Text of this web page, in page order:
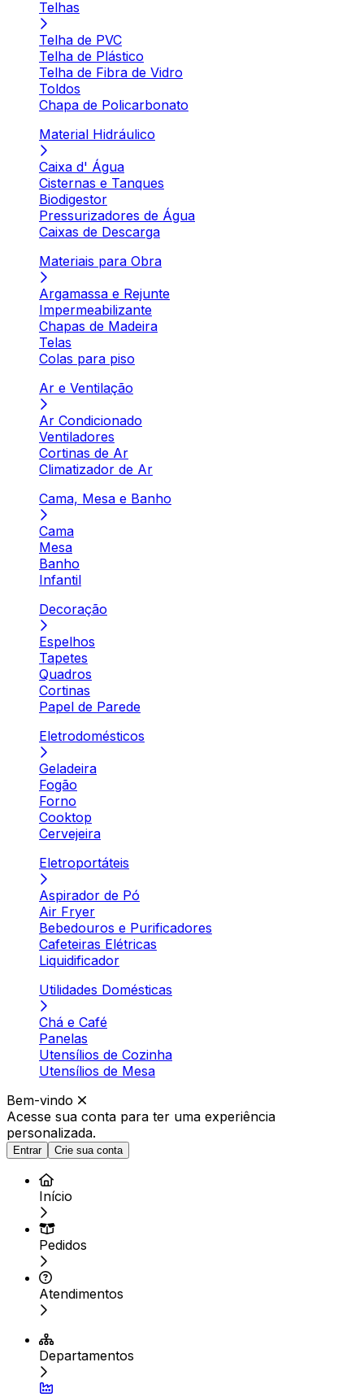
Telhas
Telha de PVC
Telha de Plástico
Telha de Fibra de Vidro
Toldos
Chapa de Policarbonato
Material Hidráulico
Caixa d' Água
Cisternas e Tanques
Biodigestor
Pressurizadores de Água
Caixas de Descarga
Materiais para Obra
Argamassa e Rejunte
Impermeabilizante
Chapas de Madeira
Telas
Colas para piso
Ar e Ventilação
Ar Condicionado
Ventiladores
Cortinas de Ar
Climatizador de Ar
Cama, Mesa e Banho
Cama
Mesa
Banho
Infantil
Decoração
Espelhos
Tapetes
Quadros
Cortinas
Papel de Parede
Eletrodomésticos
Geladeira
Fogão
Forno
Cooktop
Cervejeira
Eletroportáteis
Aspirador de Pó
Air Fryer
Bebedouros e Purificadores
Cafeteiras Elétricas
Liquidificador
Utilidades Domésticas
Chá e Café
Panelas
Utensílios de Cozinha
Utensílios de Mesa
Bem-vindo
Acesse sua conta para ter uma experiência
personalizada.
Entrar Crie sua conta
Início
Pedidos
Atendimentos
Departamentos